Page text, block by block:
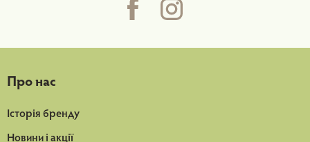
Про нас
Історія бренду
Новини і акції